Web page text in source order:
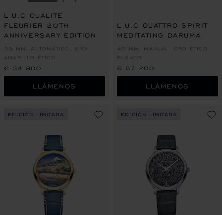
IR A LA DIAPOSITIVA 1
L.U.C QUALITE
FLEURIER 20TH
ANNIVERSARY EDITION
39 MM, AUTOMÁTICO, ORO
AMARILLO ÉTICO
€ 34,800
LLÁMENOS
L.U.C QUATTRO SPIRIT
MEDITATING DARUMA
40 MM, MANUAL, ORO ÉTICO
BLANCO
€ 67,200
LLÁMENOS
EDICIÓN LIMITADA EDICIÓN LIMITADA